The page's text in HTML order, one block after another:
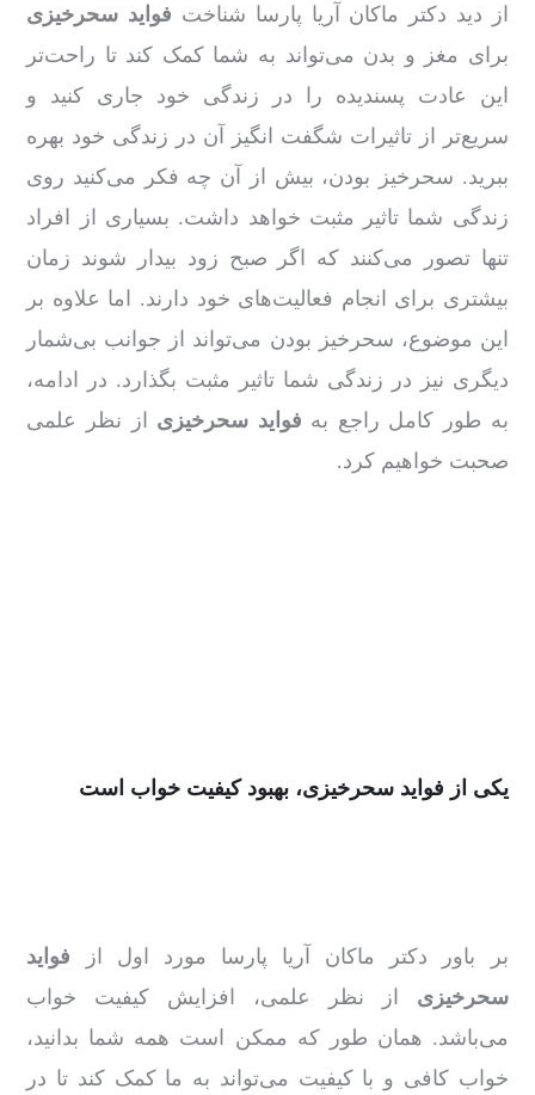
از دید دکتر ماکان آریا پارسا شناخت فواید سحرخیزی
برای مغز و بدن می‌تواند به شما کمک کند تا راحت‌تر
این عادت پسندیده را در زندگی خود جاری کنید و
سریع‌تر از تاثیرات شگفت ‌انگیز آن در زندگی‌ خود بهره
ببرید. سحرخیز بودن، بیش ‌از آن‌ چه فکر می‌کنید روی
زندگی شما تاثیر مثبت خواهد داشت. بسیاری از افراد
تنها تصور می‌کنند که اگر صبح زود بیدار شوند زمان
بیشتری برای انجام فعالیت‌های خود دارند. اما علاوه‌ بر
این موضوع، سحرخیز بودن می‌تواند از جوانب بی‌شمار
دیگری نیز در زندگی شما تاثیر مثبت بگذارد. در ادامه،
به ‌طور کامل راجع ‌به فواید سحرخیزی از نظر علمی
صحبت خواهیم کرد.
یکی از فواید سحرخیزی، بهبود کیفیت خواب است
بر باور دکتر ماکان آریا پارسا مورد اول از فواید
سحرخیزی از نظر علمی، افزایش کیفیت خواب
می‌باشد. همان ‌طور که ممکن است همه شما بدانید،
خواب کافی و با کیفیت می‌تواند به ما کمک کند تا در